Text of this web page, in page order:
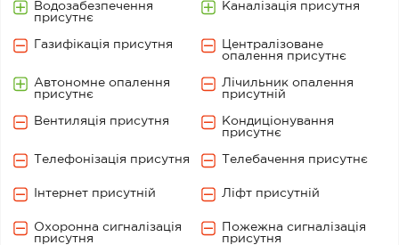
Водозабезпечення
присутнє
Каналізація присутня
Газифікація присутня
Централізоване
опалення присутнє
Автономне опалення
присутнє
Лічильник опалення
присутній
Вентиляція присутня
Кондиціонування
присутнє
Телефонізація присутня Телебачення присутнє
Інтернет присутній Ліфт присутній
Охоронна сигналізація
присутня
Пожежна сигналізація
присутня